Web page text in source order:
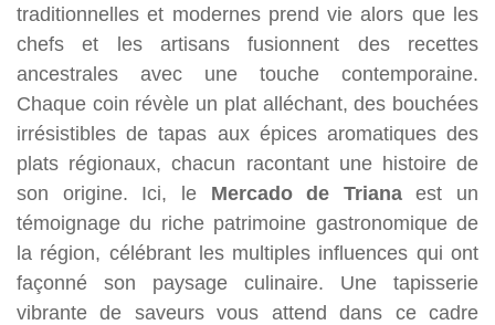
traditionnelles et modernes prend vie alors que les
chefs et les artisans fusionnent des recettes
ancestrales avec une touche contemporaine.
Chaque coin révèle un plat alléchant, des bouchées
irrésistibles de tapas aux épices aromatiques des
plats régionaux, chacun racontant une histoire de
son origine. Ici, le Mercado de Trianaest un
témoignage du riche patrimoine gastronomique de
la région, célébrant les multiples influences qui ont
façonné son paysage culinaire. Une tapisserie
vibrante de saveurs vous attend dans ce cadre